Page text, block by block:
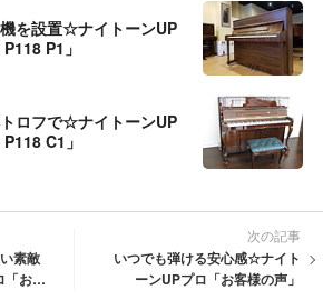
を設置☆ナイトーンUP
P1」
ロフで☆ナイトーンUP
C1」
素敵
お客
次の記事
いつでも弾ける安心感☆ナイト
ーンUPプロ「お客様の声」